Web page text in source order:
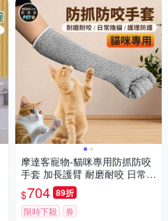
摩達客寵物-貓咪專用防抓防咬
手套 加長護臂 耐磨耐咬 日常撸
貓 護理防護
$704 89折
限時下殺 券